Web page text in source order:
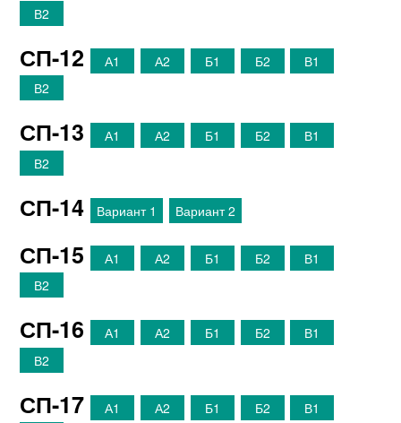
В2
СП-12 А1 А2 Б1 Б2
В1
В2
СП-13 А1 А2 Б1 Б2
В1
В2
СП-14 Вариант 1 Вариант 2
СП-15 А1 А2 Б1 Б2
В1
В2
СП-16 А1 А2 Б1 Б2
В1
В2
СП-17 А1 А2 Б1 Б2
В1